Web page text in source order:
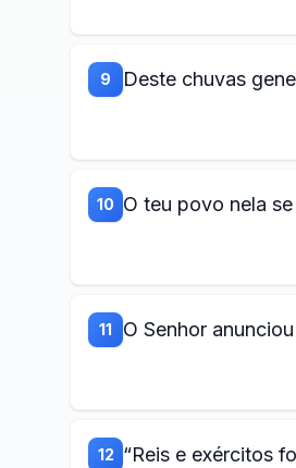
9 Deste chuvas
10 O teu povo nela
11 O Senhor
12 “Reis e exércitos